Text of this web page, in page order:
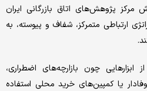
مرکز پژوهش‌های اتاق بازرگانی ایران
ارتباطی متمرکز، شفاف و پیوسته، به
ابزارهایی چون بازارچه‌های اضطراری،
یا کمپین‌های خرید محلی استفاده